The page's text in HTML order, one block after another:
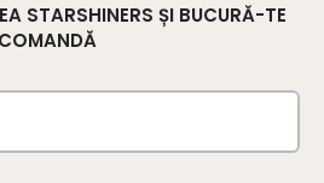
STARSHINERS ȘI BUCURĂ-TE